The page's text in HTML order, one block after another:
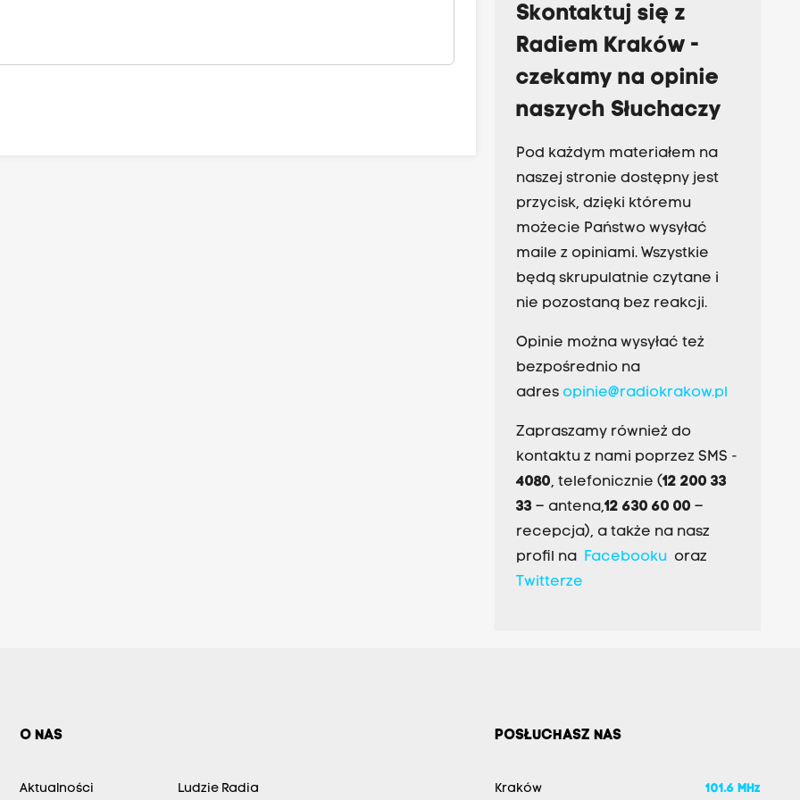
Skontaktuj się z
Radiem Kraków -
czekamy na opinie
naszych Słuchaczy
Pod każdym materiałem na
naszej stronie dostępny jest
przycisk, dzięki któremu
możecie Państwo wysyłać
maile z opiniami. Wszystkie
będą skrupulatnie czytane i
nie pozostaną bez reakcji.
Opinie można wysyłać też
bezpośrednio na
adres opinie@radiokrakow.pl
Zapraszamy również do
kontaktu z nami poprzez SMS -
4080, telefonicznie (12 200 33
33– antena,12 630 60 00 –
recepcja), a także na nasz
profil na Facebookuoraz
Twitterze
O NAS
Aktualności Ludzie Radia
POSŁUCHASZ NAS
Kraków 101.6 MHz